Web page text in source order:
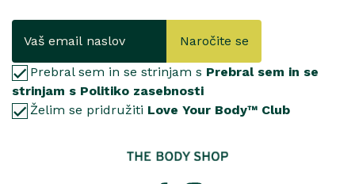
Naročite se
Prebral sem in se strinjam s Prebral sem in se
strinjam s Politiko zasebnosti
Želim se pridružiti Love Your Body™ Club